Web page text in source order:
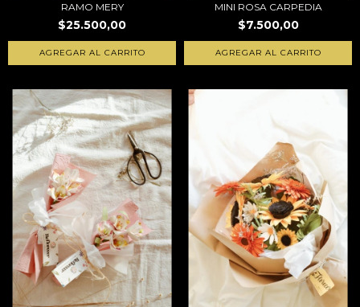
RAMO MERY
$25.500,00
MINI ROSA CARPEDIA
$7.500,00
AGREGAR AL CARRITO